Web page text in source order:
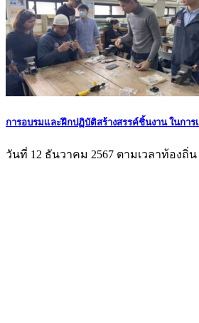
การอบรมและฝึกปฏิบัติสร้างสรรค์ชิ้นงาน ในการเ
วันที่ 12 ธันวาคม 2567 ตามเวลาท้องถิ่